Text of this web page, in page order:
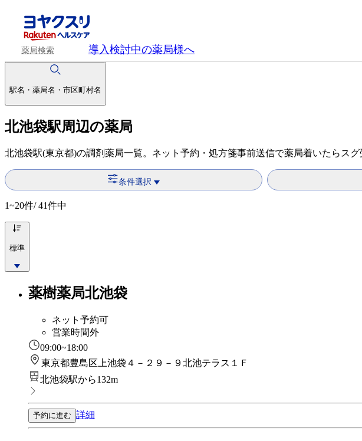
薬局検索 導入検討中の薬局様へ
駅名・薬局名・市区町村名
北池袋駅周辺の薬局
北池袋駅(東京都)の調剤薬局一覧。ネット予約・処方箋事前送信で薬局着いたらス
条件選択
1~20件/ 41件中
標準
薬樹薬局北池袋
ネット予約可
営業時間外
09:00~18:00
東京都豊島区上池袋４－２９－９北池テラス１Ｆ
北池袋駅から132m
予約に進む 詳細